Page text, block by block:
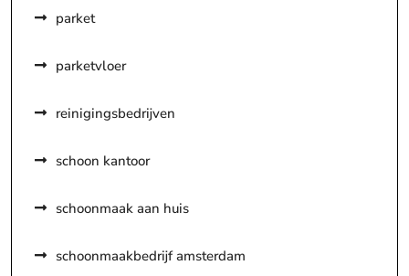
parket
parketvloer
reinigingsbedrijven
schoon kantoor
schoonmaak aan huis
schoonmaakbedrijf amsterdam